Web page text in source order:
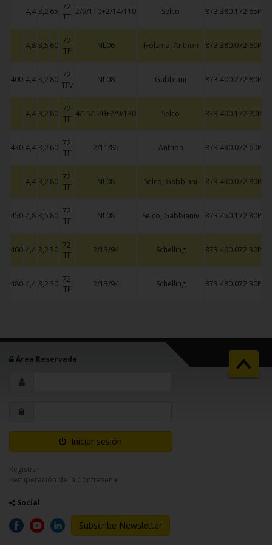
4,4 3,2 65 72
TT
2/9/110+2/14/110 Selco 873.380.172.65P
4,8 3,5 60 72
TF
NL06 Holzma, Anthon 873.380.072.60P
400 4,4 3,2 80 72
TFv
NL08 Gabbiani 873.400.272.80P
4,4 3,2 80 72
TF
4/19/120+2/9/130 Selco 873.400.172.80P
430 4,4 3,2 60 72
TF
2/11/85 Anthon 873.430.072.60P
4,4 3,2 80 72
TF
NL08 Selco, Gabbiani 873.430.072.80P
450 4,8 3,5 80 72
TF
NL08 Selco, Gabbianiv 873.450.172.80P
460 4,4 3,2 30 72
TF
2/13/94 Schelling 873.460.072.30P
480 4,4 3,2 30 72
TF
2/13/94 Schelling 873.480.072.30P
Área Reservada
Iniciar sesión
Registrar
Recuperación de la Contraseña
Social
Subscribe Newsletter